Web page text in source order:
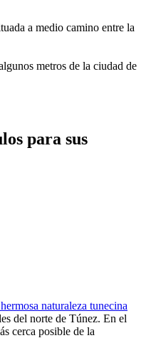
a medio camino entre la
metros de la ciudad de
para sus
naturaleza tunecina
del norte de Túnez. En el
cerca posible de la